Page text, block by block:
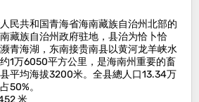
民共和国青海省海南藏族自治州北部的
藏族自治州政府驻地，县治为恰卜恰
青海湖，东南接贵南县以黄河龙羊峡水
1万6050平方公里，是海南州重要的畜
平均海拔3200米。全县總人口13.34万
50%。
米